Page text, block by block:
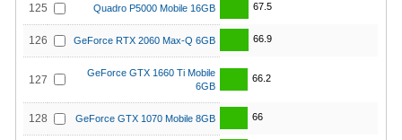
125 Quadro P5000 Mobile 16GB 67.5
126 GeForce RTX 2060 Max-Q 6GB 66.9
127
GeForce GTX 1660 Ti Mobile
6GB
66.2
128 GeForce GTX 1070 Mobile 8GB 66